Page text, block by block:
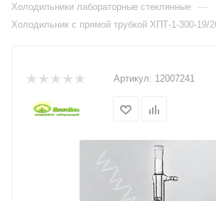
Холодильники лабораторные стеклянные —
Холодильник с прямой трубкой ХПТ-1-300-19/
Артикул: 12007241